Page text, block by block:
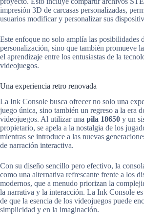
impresión 3D de carcasas personalizadas,
usuarios modificar y personalizar sus
Este enfoque no solo amplía las posibilidades
personalización, sino que también promueve
el aprendizaje entre los entusiastas de la
videojuegos.
Una experiencia retro renovada
La Ink Console busca ofrecer no solo una
juego única, sino también un regreso a la era
videojuegos. Al utilizar una pila 18650 y un
propietario, se apela a la nostalgia de los
mientras se introduce a las nuevas
de narración interactiva.
Con su diseño sencillo pero efectivo, la
como una alternativa refrescante frente a los
modernos, que a menudo priorizan la
la narrativa y la interacción. La Ink Console
de que la esencia de los videojuegos puede
simplicidad y en la imaginación.